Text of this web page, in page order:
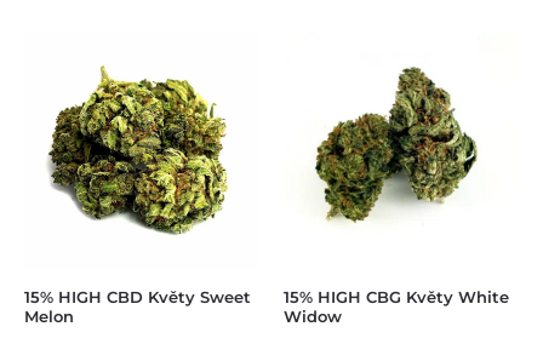
15% HIGH CBD Květy Sweet
Melon
15% HIGH CBG Květy White
Widow